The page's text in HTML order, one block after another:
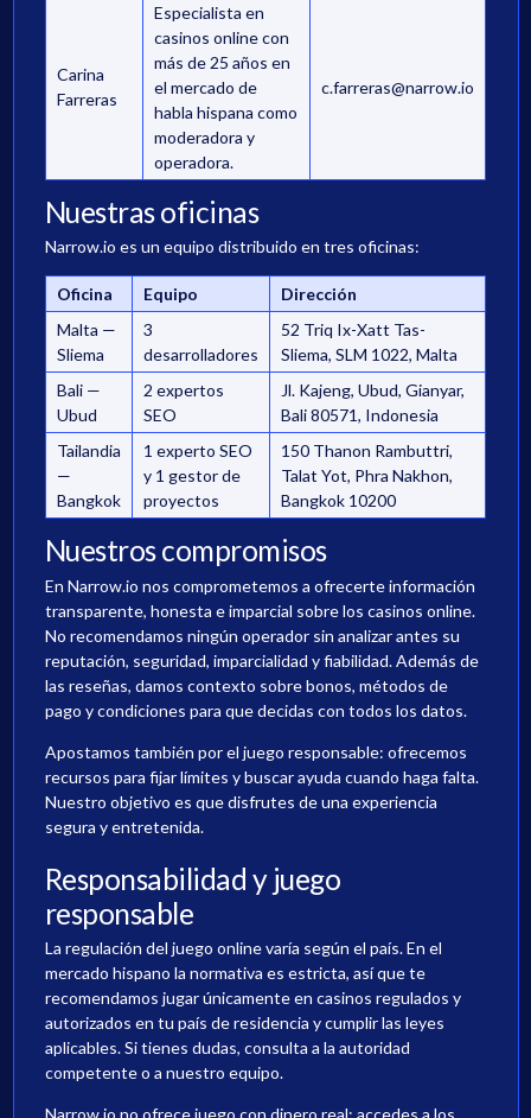
Carina
Farreras
Especialista en
casinos online con
más de 25 años en
el mercado de
habla hispana como
moderadora y
operadora.
c.farreras@narrow.io
Nuestras oficinas
Narrow.io es un equipo distribuido en tres oficinas:
Oficina Equipo
Dirección
Malta —
Sliema
3
desarrolladores
52 Triq Ix-Xatt Tas-
Sliema, SLM 1022, Malta
Bali —
Ubud
2 expertos
SEO
Jl. Kajeng, Ubud, Gianyar,
Bali 80571, Indonesia
Tailandia
—
Bangkok
1 experto SEO
y 1 gestor de
proyectos
150 Thanon Rambuttri,
Talat Yot, Phra Nakhon,
Bangkok 10200
Nuestros compromisos
En Narrow.io nos comprometemos a ofrecerte información
transparente, honesta e imparcial sobre los casinos online.
No recomendamos ningún operador sin analizar antes su
reputación, seguridad, imparcialidad y fiabilidad. Además de
las reseñas, damos contexto sobre bonos, métodos de
pago y condiciones para que decidas con todos los datos.
Apostamos también por el juego responsable: ofrecemos
recursos para fijar límites y buscar ayuda cuando haga falta.
Nuestro objetivo es que disfrutes de una experiencia
segura y entretenida.
Responsabilidad y juego
responsable
La regulación del juego online varía según el país. En el
mercado hispano la normativa es estricta, así que te
recomendamos jugar únicamente en casinos regulados y
autorizados en tu país de residencia y cumplir las leyes
aplicables. Si tienes dudas, consulta a la autoridad
competente o a nuestro equipo.
Narrow.io no ofrece juego con dinero real: accedes a los